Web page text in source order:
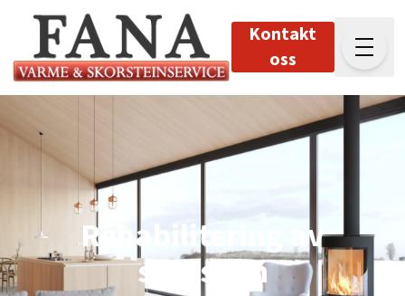
Kontakt
oss
Rehabilitering av
skorstein